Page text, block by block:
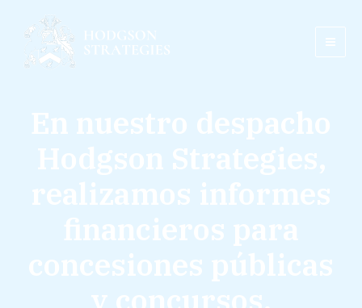
contenido
En nuestro despacho
Hodgson Strategies,
realizamos informes
financieros para
concesiones públicas
y concursos.